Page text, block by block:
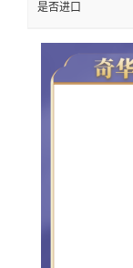
是否进口